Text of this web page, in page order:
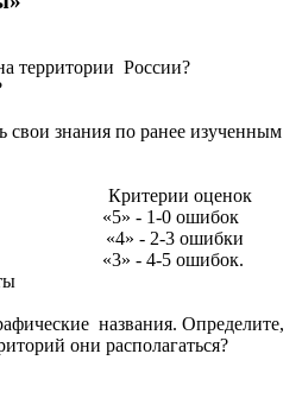
России?
изучили?
знания по ранее изученным
оценок
ошибок
- 2-3 ошибки
ошибок.
ответы
названия. Определите,
они располагаться?